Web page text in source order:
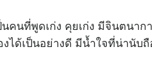
คนที่พูดเก่ง คุยเก่ง มีจินตนา
ได้เป็นอย่างดี มีน้ำใจที่น่านับ